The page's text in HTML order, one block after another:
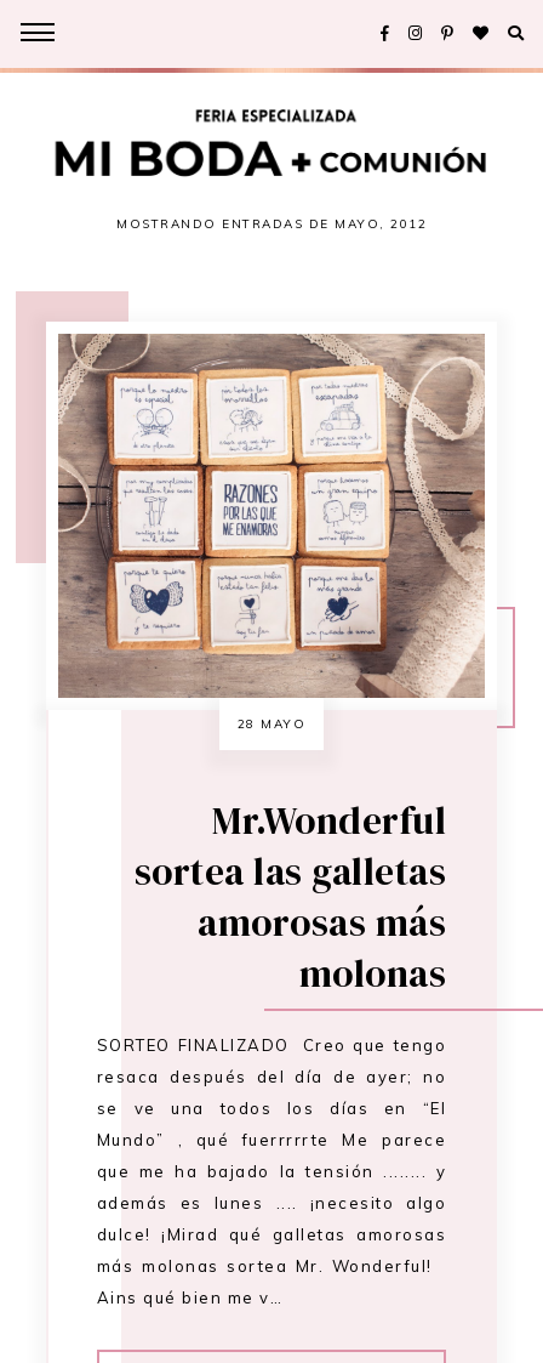
MOSTRANDO ENTRADAS DE MAYO, 2012
28 MAYO
Mr.Wonderful
sortea las galletas
amorosas más
molonas
SORTEO FINALIZADO Creo que tengo
resaca después del día de ayer; no
se ve una todos los días en “El
Mundo” , qué fuerrrrrte Me parece
que me ha bajado la tensión ........ y
además es lunes .... ¡necesito algo
dulce! ¡Mirad qué galletas amorosas
más molonas sortea Mr. Wonderful!
Ains qué bien me v…